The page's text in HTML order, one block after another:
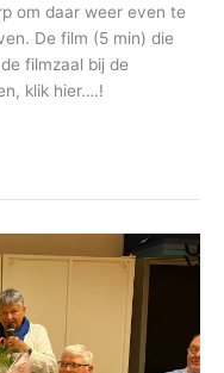
om daar weer even te
De film (5 min) die
filmzaal bij de
klik hier….!